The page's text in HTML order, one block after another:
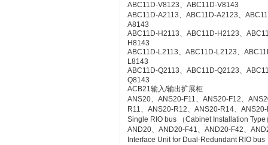
ABC11D-V8123、ABC11D-V8143
ABC11D-A2113、ABC11D-A2123、
A8143
ABC11D-H2113、ABC11D-H2123、
H8143
ABC11D-L2113、ABC11D-L2123、
L8143
ABC11D-Q2113、ABC11D-Q2123、
Q8143
ACB21输入/输出扩展柜
ANS20、ANS20-F11、ANS20-F12、
R11、ANS20-R12、ANS20-R14、
Single RIO bus （Cabinet Installation Type
AND20、AND20-F41、AND20-F42、
Interface Unit for Dual-Redundant RIO